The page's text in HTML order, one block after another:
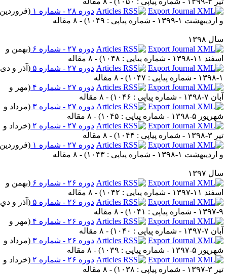
دوره ۲۸ - شماره ۱
(فروردين
) - ۸ مقاله
دوره ۲۷ - شماره ۶ (بهمن و
) - ۸ مقاله
دوره ۲۷ - شماره ۵
(آذر و دی
) - ۸ مقاله
دوره ۲۷ - شماره ۴
(مهر و
) - ۸ مقاله
دوره ۲۷ - شماره ۳
(مرداد و
) - ۸ مقاله
دوره ۲۷ - شماره ۲
(خرداد و
) - ۸ مقاله
دوره ۲۷ - شماره ۱
(فروردین
) - ۸ مقاله
دوره ۲۶ - شماره ۶ (بهمن و
) - ۸ مقاله
دوره ۲۶ - شماره ۵
(آذر و دي
) - ۸ مقاله
دوره ۲۶ - شماره ۴
(مهر و
) - ۸ مقاله
دوره ۲۶ - شماره ۳
(مرداد و
) - ۸ مقاله
دوره ۲۶ - شماره ۲
(خرداد و
) - ۸ مقاله